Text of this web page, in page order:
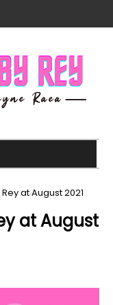
at August 2021
at August